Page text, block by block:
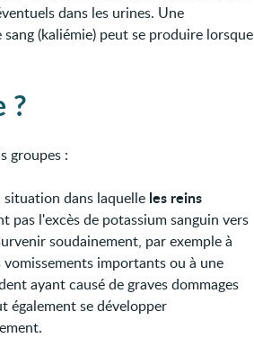
dans les urines. Une
(kaliémie) peut se produire lorsque
?
groupes :
situation dans laquelle les reins
pas l'excès de potassium sanguin vers
soudainement, par exemple à
importants ou à une
ayant causé de graves dommages
également se développer